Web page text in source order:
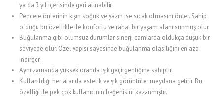
ya da 3 yıl içerisinde geri alınabilir.
Pencere önlerinin kışın soğuk ve yazın ise sıcak olmasını önler. Sahip
olduğu bu özellikle ile konforlu ve rahat bir yaşam alanı sunmuş olur.
Buğulanma gibi olumsuz durumlar sinerji camlarda oldukça düşük bir
seviyede olur. Özel yapısı sayesinde buğulanma olasılığını en aza
indirger.
Aynı zamanda yüksek oranda ışık geçirgenliğine sahiptir.
Kullanıldığı her alanda estetik ve şık görüntüler meydana getirir. Bu
özelliği ile pek çok kullanıcının beğenisini kazanmıştır.